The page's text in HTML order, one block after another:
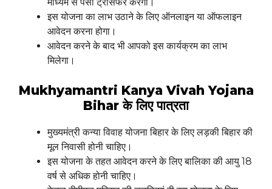
इस योजना का लाभ उठाने के लिए ऑनलाइन या ऑफलाइन
आवेदन करना होगा।
आवेदन करने के बाद भी आपको इस कार्यक्रम का लाभ
मिलेगा।
Mukhyamantri Kanya Vivah Yojana
Biharके लिए पात्रता
मुख्यमंत्री कन्या विवाह योजना बिहार के लिए लड़की बिहार की
मूल निवासी होनी चाहिए।
इस योजना के तहत आवेदन करने के लिए बालिका की आयु 18
वर्ष से अधिक होनी चाहिए।